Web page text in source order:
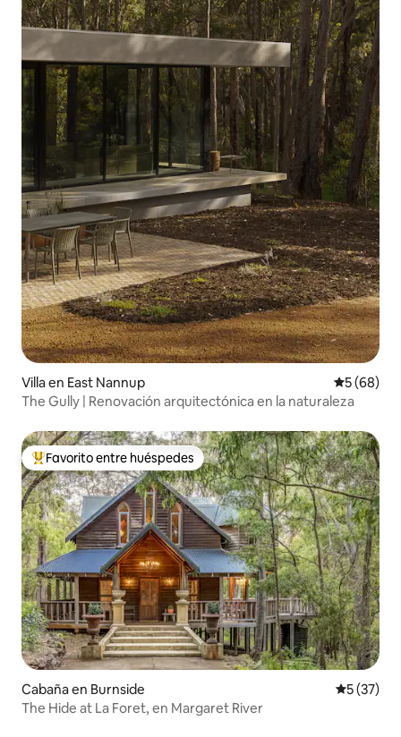
Villa en East Nannup
5 (68)
The Gully | Renovación arquitectónica en la naturaleza
Favorito entre huéspedes preferido
Favorito entre huéspedes
Cabaña en Burnside
5 (37)
The Hide at La Foret, en Margaret River